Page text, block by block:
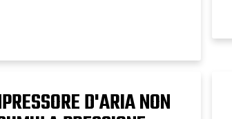
D'ARIA NON